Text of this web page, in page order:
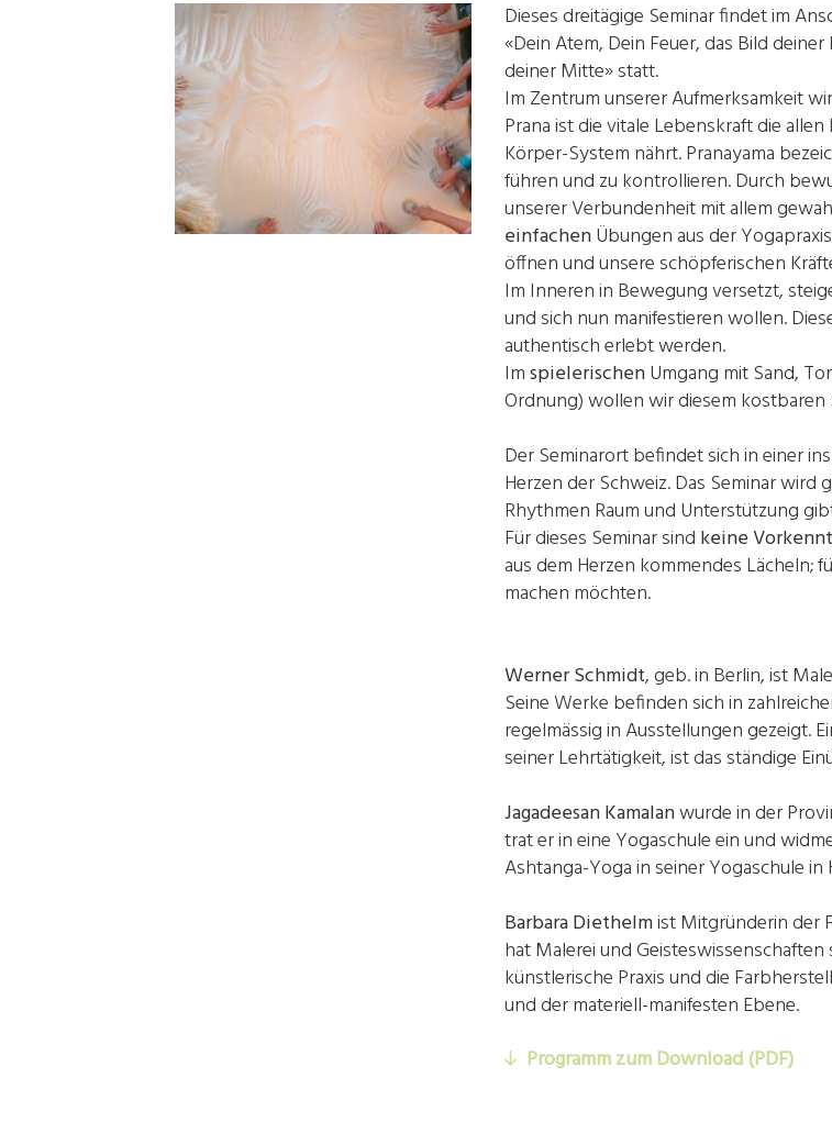
Dieses dreitägige Seminar findet im
«Dein Atem, Dein Feuer, das Bild
deiner Mitte» statt.
Im Zentrum unserer Aufmerksamkeit
Prana ist die vitale Lebenskraft die
Körper-System nährt. Pranayama
führen und zu kontrollieren. Durch
unserer Verbundenheit mit allem
einfachenÜbungen aus der
öffnen und unsere schöpferischen
Im Inneren in Bewegung versetzt,
und sich nun manifestieren wollen.
authentisch erlebt werden.
ImspielerischenUmgang mit Sand,
Ordnung) wollen wir diesem
Der Seminarort befindet sich in einer
Herzen der Schweiz. Das Seminar
Rhythmen Raum und Unterstützung
Für dieses Seminar sind keine
aus dem Herzen kommendes Lächeln;
machen möchten.
Werner Schmidt, geb. in Berlin, ist
Seine Werke befinden sich in
regelmässig in Ausstellungen gezeigt.
seiner Lehrtätigkeit, ist das ständige
Jagadeesan Kamalanwurde in der
trat er in eine Yogaschule ein und
Ashtanga-Yoga in seiner Yogaschule in
Barbara Diethelmist Mitgründerin der
hat Malerei und
künstlerische Praxis und die
und der materiell-manifesten Ebene.
Programm zum Download (PDF)